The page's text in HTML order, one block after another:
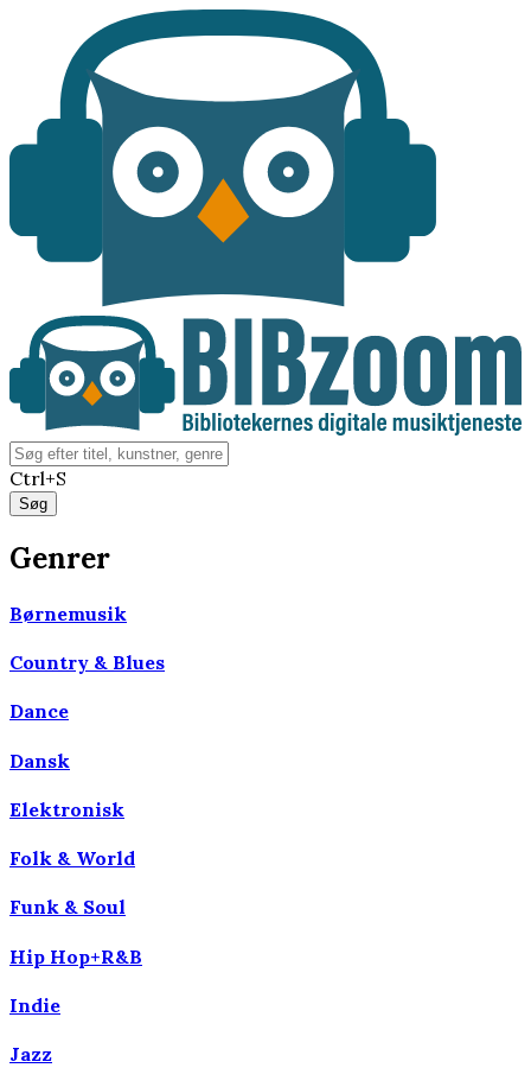
Ctrl+S
Genrer
Børnemusik
Country & Blues
Dance
Dansk
Elektronisk
Folk & World
Funk & Soul
Hip Hop+R&B
Indie
Jazz